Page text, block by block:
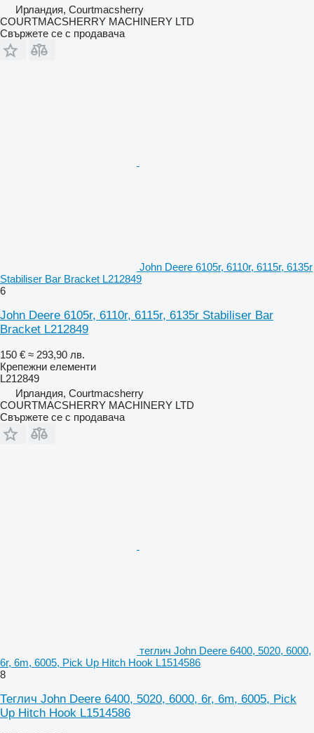
Ирландия, Courtmacsherry
COURTMACSHERRY MACHINERY LTD
Свържете се с продавача
John Deere 6105r, 6110r, 6115r, 6135r
Stabiliser Bar Bracket L212849
6
John Deere 6105r, 6110r, 6115r, 6135r Stabiliser Bar
Bracket L212849
150 € ≈ 293,90 лв.
Крепежни елементи
L212849
Ирландия, Courtmacsherry
COURTMACSHERRY MACHINERY LTD
Свържете се с продавача
теглич John Deere 6400, 5020, 6000,
6r, 6m, 6005, Pick Up Hitch Hook L1514586
8
Теглич John Deere 6400, 5020, 6000, 6r, 6m, 6005, Pick
Up Hitch Hook L1514586